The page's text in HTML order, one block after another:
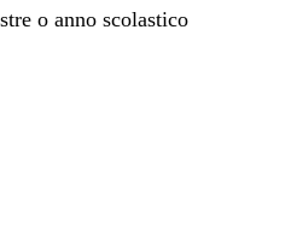
o anno scolastico